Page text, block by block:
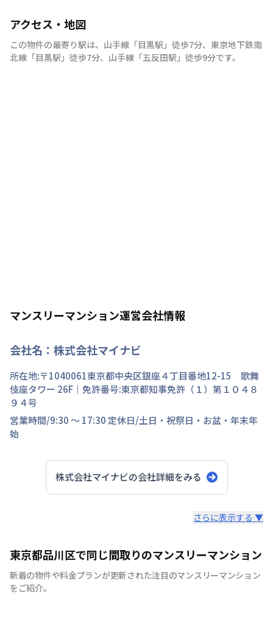
アクセス・地図
この物件の最寄り駅は、 山手線 「目黒駅 」 徒歩7分、 東京地下鉄南
北線 「目黒駅 」 徒歩7分、 山手線 「五反田駅 」 徒歩9分です。
マンスリーマンション運営会社情報
会社名： 株式会社マイナビ
所在地:〒1040061東京都中央区銀座４丁目番地12-15 歌舞
伎座タワー 26F ｜免許番号:東京都知事免許（１）第１０４８
９４号
営業時間/9:30 ～ 17:30 定休日/土日・祝祭日・お盆・年末年
始
株式会社マイナビの会社詳細をみる
快適で安心な住まいをご提供。入居者様の住み心地と健康
を考え、専門部隊がお部屋を厳選！入居者満足度97％！
さらに表示する ▼
東京都品川区で同じ間取りのマンスリーマンション
新着の物件や料金プランが更新された注目のマンスリーマンション
をご紹介。